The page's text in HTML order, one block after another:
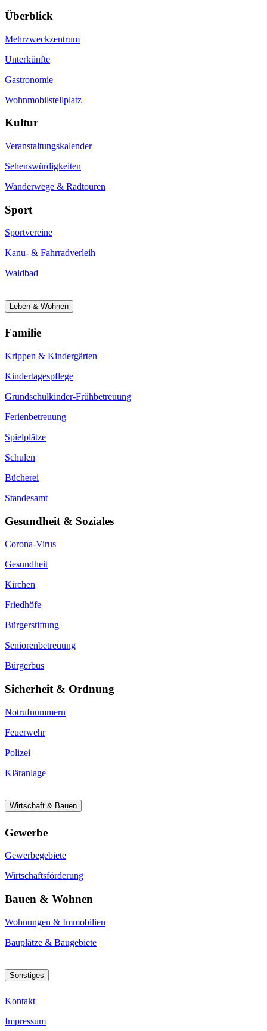
Überblick
Mehrzweckzentrum
Unterkünfte
Gastronomie
Wohnmobilstellplatz
Kultur
Veranstaltungskalender
Sehenswürdigkeiten
Wanderwege & Radtouren
Sport
Sportvereine
Kanu- & Fahrradverleih
Waldbad
Leben & Wohnen
Familie
Krippen & Kindergärten
Kindertagespflege
Grundschulkinder-Frühbetreuung
Ferienbetreuung
Spielplätze
Schulen
Bücherei
Standesamt
Gesundheit & Soziales
Corona-Virus
Gesundheit
Kirchen
Friedhöfe
Bürgerstiftung
Seniorenbetreuung
Bürgerbus
Sicherheit & Ordnung
Notrufnummern
Feuerwehr
Polizei
Kläranlage
Wirtschaft & Bauen
Gewerbe
Gewerbegebiete
Wirtschaftsförderung
Bauen & Wohnen
Wohnungen & Immobilien
Bauplätze & Baugebiete
Sonstiges
Kontakt
Impressum